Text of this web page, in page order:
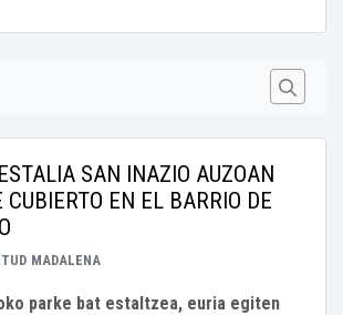
SAN INAZIO AUZOAN
CUBIERTO EN EL BARRIO DE
MADALENA
parke bat estaltzea, euria egiten